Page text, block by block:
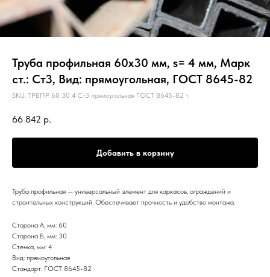
Труба профильная 60х30 мм, s= 4 мм, Марк
ст.: Ст3, Вид: прямоугольная, ГОСТ 8645-82
SKU: ТРБПР 60 30 4 Ст3 прямоугольная ГОСТ 8645-82 т
66 842 р.
Добавить в корзину
Труба профильная — универсальный элемент для каркасов, ограждений и
строительных конструкций. Обеспечивает прочность и удобство монтажа.
Сторона А, мм: 60
Сторона Б, мм: 30
Стенка, мм: 4
Вид: прямоугольная
Стандарт: ГОСТ 8645-82